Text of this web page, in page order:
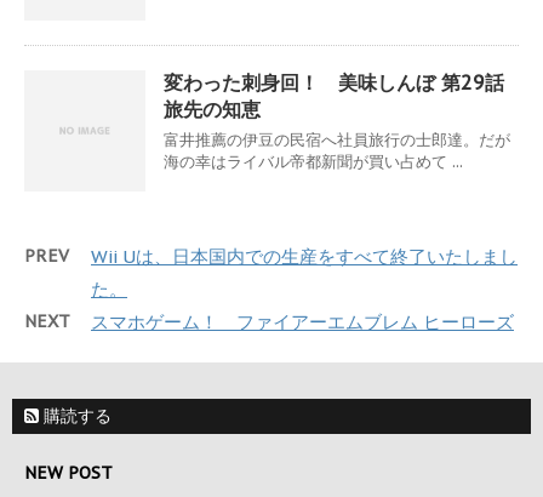
変わった刺身回！ 美味しんぼ 第29話
旅先の知恵
富井推薦の伊豆の民宿へ社員旅行の士郎達。だが
海の幸はライバル帝都新聞が買い占めて ...
PREV
Wii Uは、日本国内での生産をすべて終了いたしまし
た。
NEXT スマホゲーム！ ファイアーエムブレム ヒーローズ
購読する
NEW POST